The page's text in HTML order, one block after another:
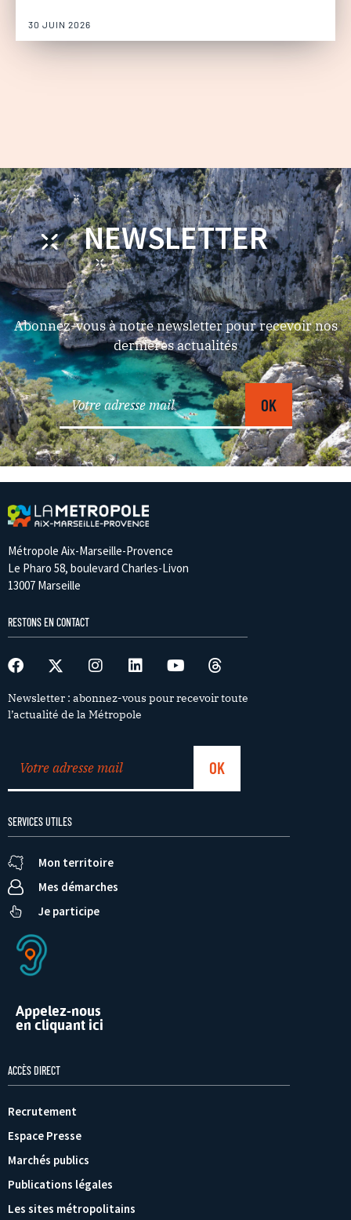
30 JUIN 2026
NEWSLETTER
Abonnez-vous à notre newsletter pour recevoir nos
dernières actualités
Métropole Aix-Marseille-Provence
Le Pharo 58, boulevard Charles-Livon
13007 Marseille
RESTONS EN CONTACT
Newsletter : abonnez-vous pour recevoir toute
l’actualité de la Métropole
SERVICES UTILES
Mon territoire
Mes démarches
Je participe
Appelez-nous
en cliquant ici
ACCÈS DIRECT
Recrutement
Espace Presse
Marchés publics
Publications légales
Les sites métropolitains